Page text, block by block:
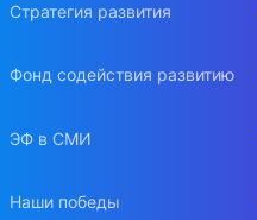
Стратегия развития
Фонд содействия развитию
ЭФ в СМИ
Наши победы